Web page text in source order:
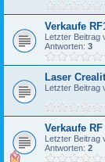
Verkaufe
Letzter Beitrag
Antworten: 3
Laser
Letzter Beitrag
Verkaufe RF
Letzter Beitrag
Antworten: 2